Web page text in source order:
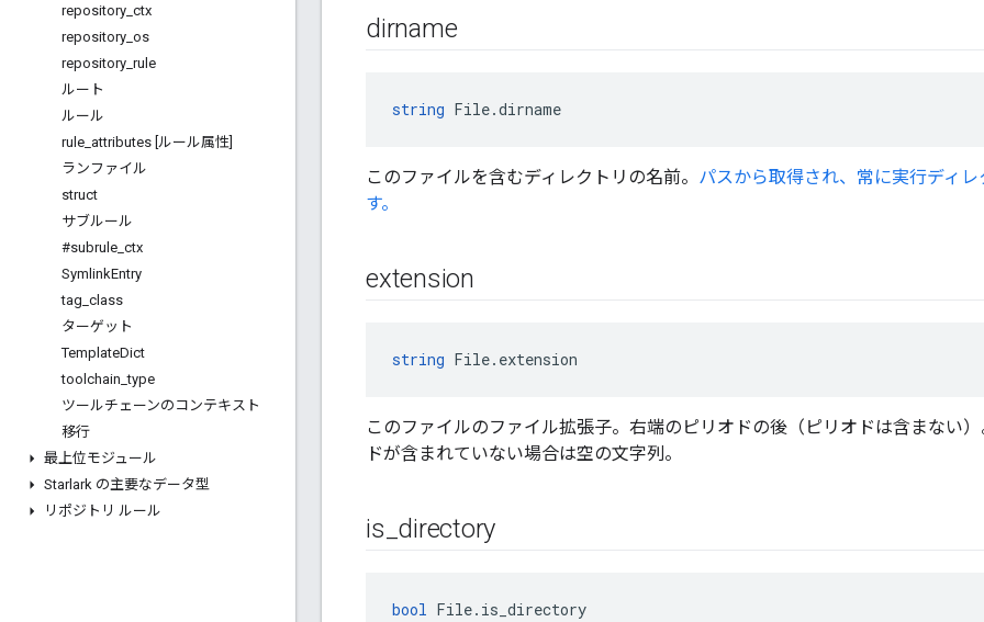
repository ctx
repository os
repository rule
ルート
ルール
rule attributes [ルール属性]
ランファイル
struct
サブルール
#subrule ctx
SymlinkEntry
tag class
ターゲット
TemplateDict
toolchain _type
ツールチェーンのコンテキスト
移行
最上位モジュール
Starlark の主要なデータ型
リポジトリ ルール
dirname
string File.dirname
このファイルを含むディレクトリの名前。 パスから取得され、常に実行ディ
す。
extension
string File.extension
このファイルのファイル拡張子。右端のピリオドの後（ピリオドは含まない
ドが含まれていない場合は空の文字列。
is directory
bool File.is_directory